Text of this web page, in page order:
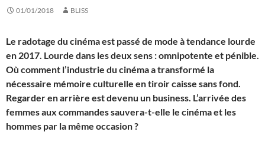
01/01/2018 BLISS
Le radotage du cinéma est passé de mode à tendance lourde
en 2017. Lourde dans les deux sens : omnipotente et pénible.
Où comment l’industrie du cinéma a transformé la
nécessaire mémoire culturelle en tiroir caisse sans fond.
Regarder en arrière est devenu un business. L’arrivée des
femmes aux commandes sauvera-t-elle le cinéma et les
hommes par la même occasion ?